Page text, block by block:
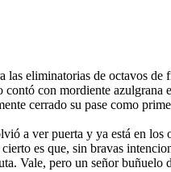
eliminatorias de octavos de
con mordiente azulgrana
cerrado su pase como
a ver puerta y ya está en los
es que, sin bravas
Vale, pero un señor buñuelo